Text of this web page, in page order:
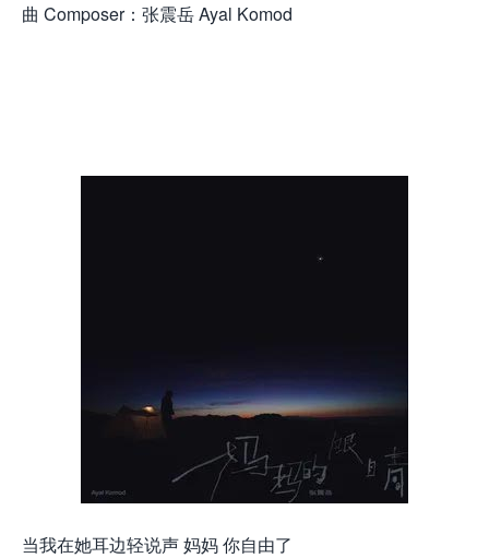
曲 Composer：张震岳 Ayal Komod
当我在她耳边轻说声 妈妈 你自由了